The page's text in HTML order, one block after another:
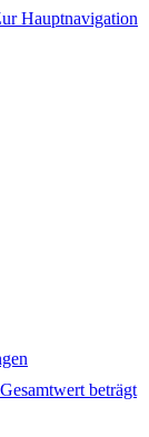
Hauptnavigation
beträgt